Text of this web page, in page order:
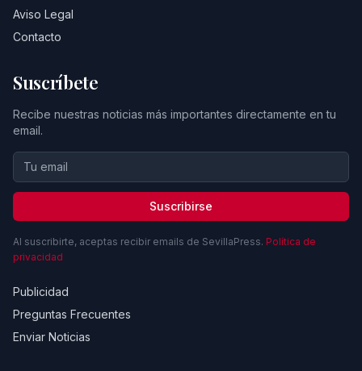
Aviso Legal
Contacto
Suscríbete
Recibe nuestras noticias más importantes directamente en tu
email.
Suscribirse
Al suscribirte, aceptas recibir emails de SevillaPress. Política de
privacidad
Publicidad
Preguntas Frecuentes
Enviar Noticias